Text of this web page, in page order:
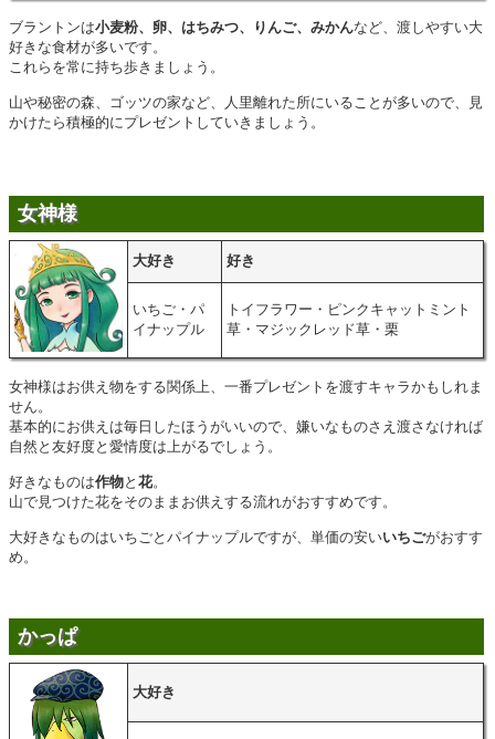
ブラントンは小麦粉、卵、はちみつ、りんご、みかんなど、渡しやすい大
好きな食材が多いです。
これらを常に持ち歩きましょう。
山や秘密の森、ゴッツの家など、人里離れた所にいることが多いので、見
かけたら積極的にプレゼントしていきましょう。
女神様
大好き 好き
いちご・パ
イナップル
トイフラワー・ピンクキャットミント
草・マジックレッド草・栗
女神様はお供え物をする関係上、一番プレゼントを渡すキャラかもしれま
せん。
基本的にお供えは毎日したほうがいいので、嫌いなものさえ渡さなければ
自然と友好度と愛情度は上がるでしょう。
好きなものは作物と 花。
山で見つけた花をそのままお供えする流れがおすすめです。
大好きなものはいちごとパイナップルですが、単価の安いいちごがおすす
め。
かっぱ
大好き